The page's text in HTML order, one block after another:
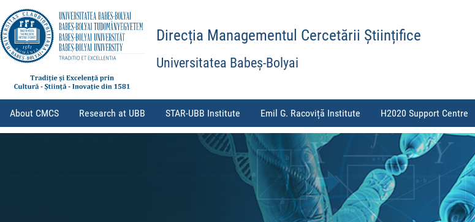
Direcția Managementul Cercetării Științifice
Universitatea Babeș-Bolyai
About CMCS Research at UBB STAR-UBB Institute Emil G. Racoviță Institute H2020 Support Centre